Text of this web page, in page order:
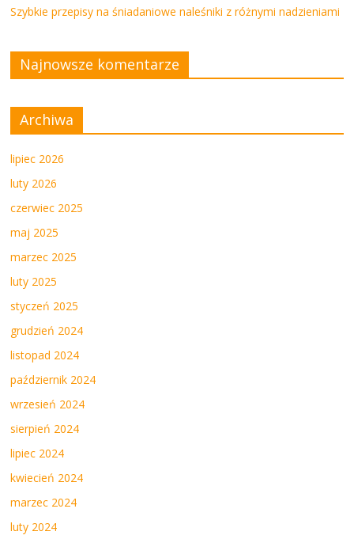
Szybkie przepisy na śniadaniowe naleśniki z różnymi nadzieniami
Najnowsze komentarze
Archiwa
lipiec 2026
luty 2026
czerwiec 2025
maj 2025
marzec 2025
luty 2025
styczeń 2025
grudzień 2024
listopad 2024
październik 2024
wrzesień 2024
sierpień 2024
lipiec 2024
kwiecień 2024
marzec 2024
luty 2024